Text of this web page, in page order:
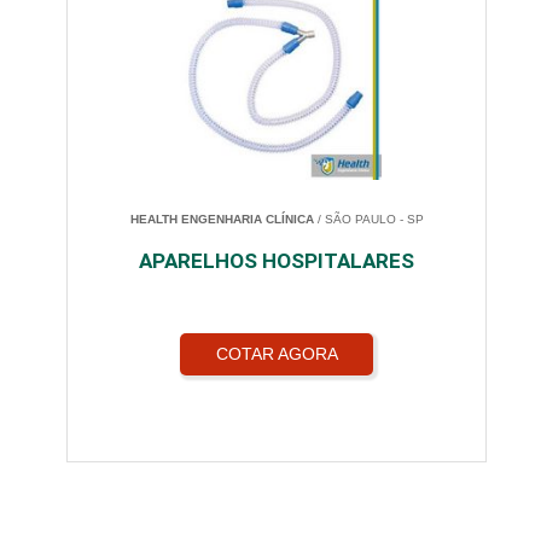
HEALTH ENGENHARIA CLÍNICA/ SÃO PAULO - SP
APARELHOS HOSPITALARES
COTAR AGORA